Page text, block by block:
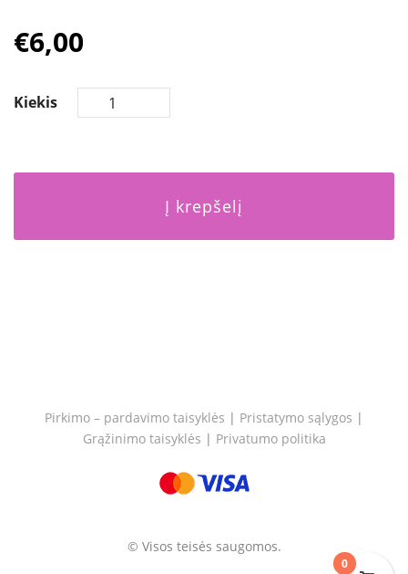
€6,00
Kiekis
Į krepšelį
Pirkimo – pardavimo taisyklės | Pristatymo sąlygos |
Grąžinimo taisyklės | Privatumo politika
© Visos teisės saugomos.
0